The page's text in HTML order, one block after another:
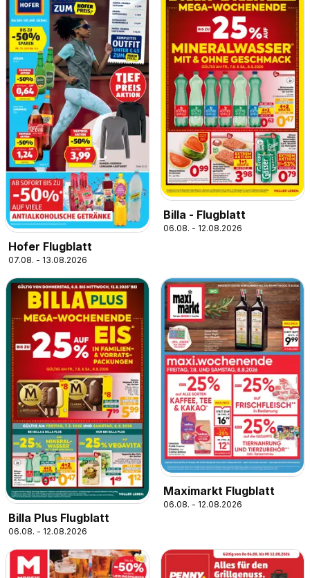
Hofer Flugblatt
07.08. - 13.08.2026
Billa - Flugblatt
06.08. - 12.08.2026
Billa Plus Flugblatt
06.08. - 12.08.2026
Maximarkt Flugblatt
06.08. - 12.08.2026